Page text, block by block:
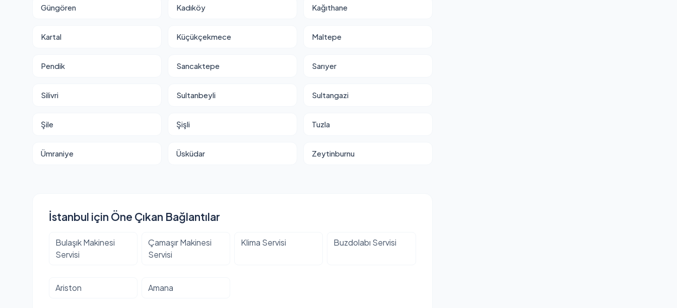
Güngören Kadıköy Kağıthane
Kartal Küçükçekmece Maltepe
Pendik Sancaktepe Sarıyer
Silivri Sultanbeyli Sultangazi
Şile Şişli Tuzla
Ümraniye Üsküdar Zeytinburnu
İstanbul için Öne Çıkan Bağlantılar
Bulaşık Makinesi
Servisi
Çamaşır Makinesi
Servisi
Klima Servisi Buzdolabı Servisi
Ariston Amana